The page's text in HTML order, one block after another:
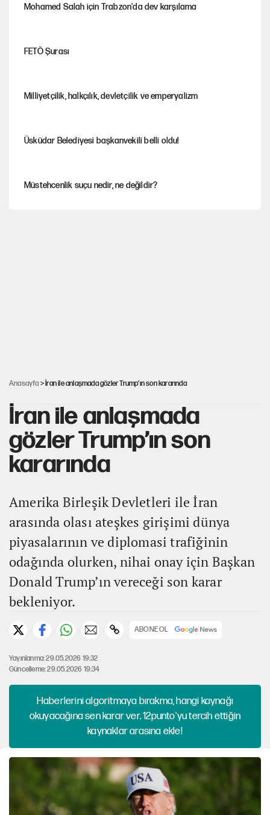
Mohamed Salah için Trabzon'da dev karşılama
FETÖ Şurası
Milliyetçilik, halkçılık, devletçilik ve emperyalizm
Üsküdar Belediyesi başkanvekili belli oldu!
Müstehcenlik suçu nedir, ne değildir?
Anasayfa > İran ile anlaşmada gözler Trump’ın son kararında
İran ile anlaşmada
gözler Trump’ın son
kararında
Amerika Birleşik Devletleri ile İran
arasında olası ateşkes girişimi dünya
piyasalarının ve diplomasi trafiğinin
odağında olurken, nihai onay için Başkan
Donald Trump’ın vereceği son karar
bekleniyor.
ABONE OL
Yayınlanma: 29.05.2026 19:32
Güncelleme: 29.05.2026 19:34
Haberlerini algoritmaya bırakma, hangi kaynağı
okuyacağına sen karar ver. 12punto'yu tercih ettiğin
kaynaklar arasına ekle!